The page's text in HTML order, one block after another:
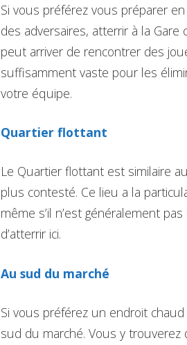
Si vous préférez vous préparer
des adversaires, atterrir à la
peut arriver de rencontrer des
suffisamment vaste pour les
votre équipe.
Quartier flottant
Le Quartier flottant est similaire
plus contesté. Ce lieu a la
même s’il n’est généralement
d’atterrir ici.
Au sud du marché
Si vous préférez un endroit
sud du marché. Vous y